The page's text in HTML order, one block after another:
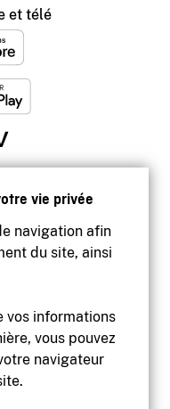
vie privée
navigation afin
du site, ainsi
vos informations
vous pouvez
navigateur
et télé